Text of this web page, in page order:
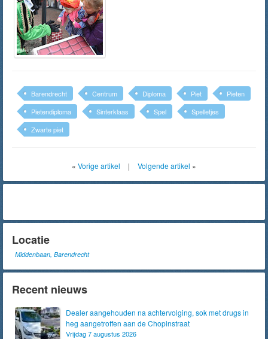
Barendrecht Centrum Diploma Piet
Pieten
Pietendiploma
Sinterklaas Spel
Spelletjes
Zwarte piet
« Vorige artikel | Volgende artikel »
Locatie
Middenbaan, Barendrecht
Recent nieuws
Dealer aangehouden na achtervolging, sok met drugs in
heg aangetroffen aan de Chopinstraat
Vrijdag 7 augustus 2026